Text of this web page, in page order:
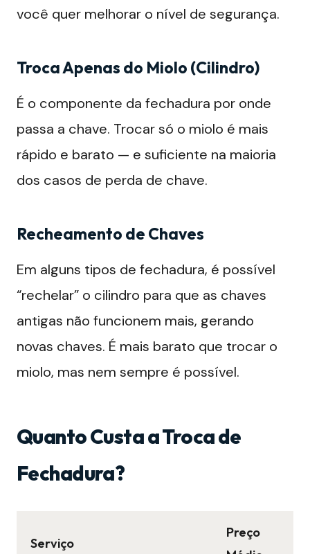
você quer melhorar o nível de segurança.
Troca Apenas do Miolo (Cilindro)
É o componente da fechadura por onde
passa a chave. Trocar só o miolo é mais
rápido e barato — e suficiente na maioria
dos casos de perda de chave.
Recheamento de Chaves
Em alguns tipos de fechadura, é possível
“rechelar” o cilindro para que as chaves
antigas não funcionem mais, gerando
novas chaves. É mais barato que trocar o
miolo, mas nem sempre é possível.
Quanto Custa a Troca de
Fechadura?
Serviço
Preço